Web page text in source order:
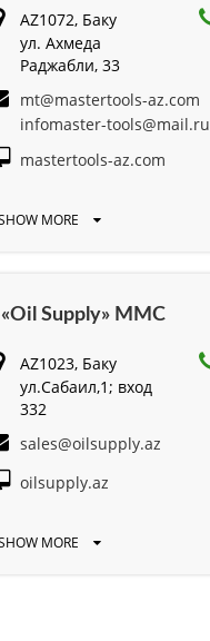
AZ1072, Баку
ул. Ахмеда
Раджабли, 33
mt@mastertools-az.com
infomaster-tools@mail.ru
mastertools-az.com
MORE
Supply» MMC
AZ1023, Баку
ул.Сабаил,1; вход
332
sales@oilsupply.az
oilsupply.az
MORE